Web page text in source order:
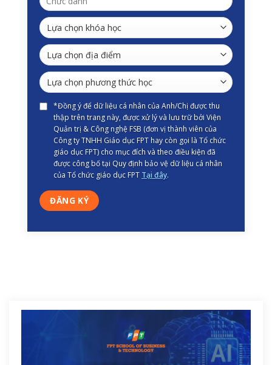
*Đồng ý để dữ liệu cá nhân của Anh/Chị được thu
thập trên trang này, được xử lý và lưu trữ bởi Viện
Quản trị & Công nghệ FSB (đơn vị thành viên của
Công ty TNHH Giáo dục FPT hay còn gọi là Tổ chức
giáo dục FPT) cho mục đích và theo điều kiện đã
được công bố tại Quy định bảo vệ dữ liệu cá nhân
của Tổ chức giáo dục FPT Tại đây.